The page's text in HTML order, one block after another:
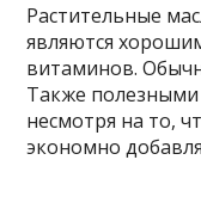
Растительные
являются
витаминов.
Также
несмотря на то,
экономно